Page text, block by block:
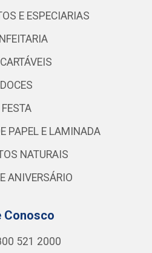
E ESPECIARIAS
DOCES
FESTA
PAPEL E LAMINADA
NATURAIS
ANIVERSÁRIO
Conosco
521 2000